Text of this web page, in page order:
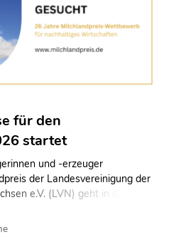
für den
startet
und -erzeuger
der Landesvereinigung der
e.V. (LVN) geht in die 26.